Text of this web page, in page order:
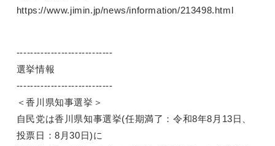
https://www.jimin.jp/news/information/213498.html
----------------------------
選挙情報
----------------------------
＜香川県知事選挙＞
自民党は香川県知事選挙(任期満了：令和8年8月13日、
投票日：8月30日)に